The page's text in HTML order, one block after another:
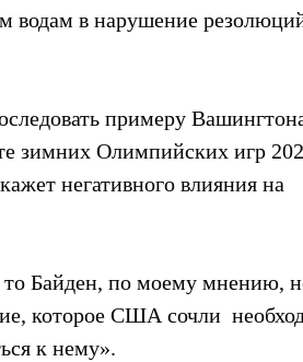
водам в нарушение
примеру
зимних Олимпийских игр
негативного влияния на
то Байден, по моему мнению,
которое США сочли
к нему».